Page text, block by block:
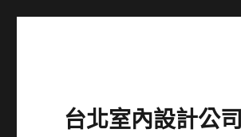
台北室內設計公